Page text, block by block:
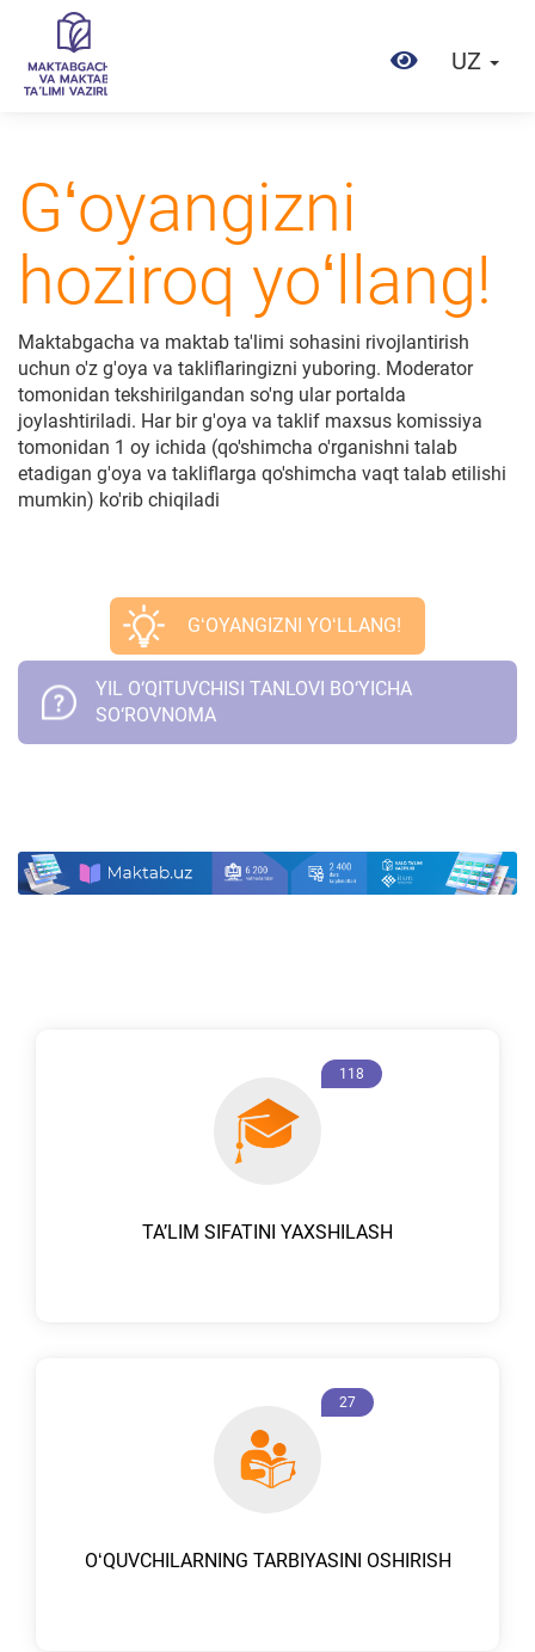
UZ
Gʻoyangizni
hoziroq yoʻllang!
Maktabgacha va maktab ta'limi sohasini rivojlantirish
uchun o'z g'oya va takliflaringizni yuboring. Moderator
tomonidan tekshirilgandan so'ng ular portalda
joylashtiriladi. Har bir g'oya va taklif maxsus komissiya
tomonidan 1 oy ichida (qo'shimcha o'rganishni talab
etadigan g'oya va takliflarga qo'shimcha vaqt talab etilishi
mumkin) ko'rib chiqiladi
GʻOYANGIZNI YOʻLLANG!
YIL O‘QITUVCHISI TANLOVI BO‘YICHA
SO‘ROVNOMA
118
TAʼLIM SIFATINI YAXSHILASH
27
OʻQUVCHILARNING TARBIYASINI OSHIRISH